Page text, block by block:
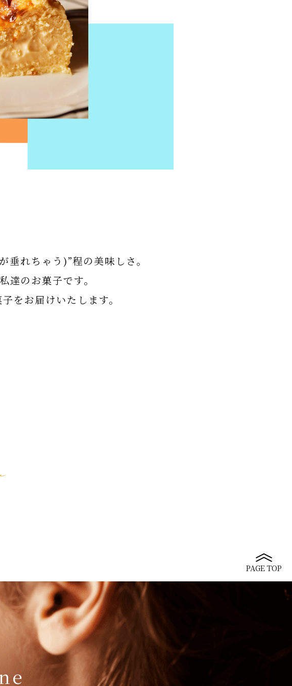
れちゃう)”程の美味しさ。
達のお菓子です。
をお届けいたします。
PAGE TOP